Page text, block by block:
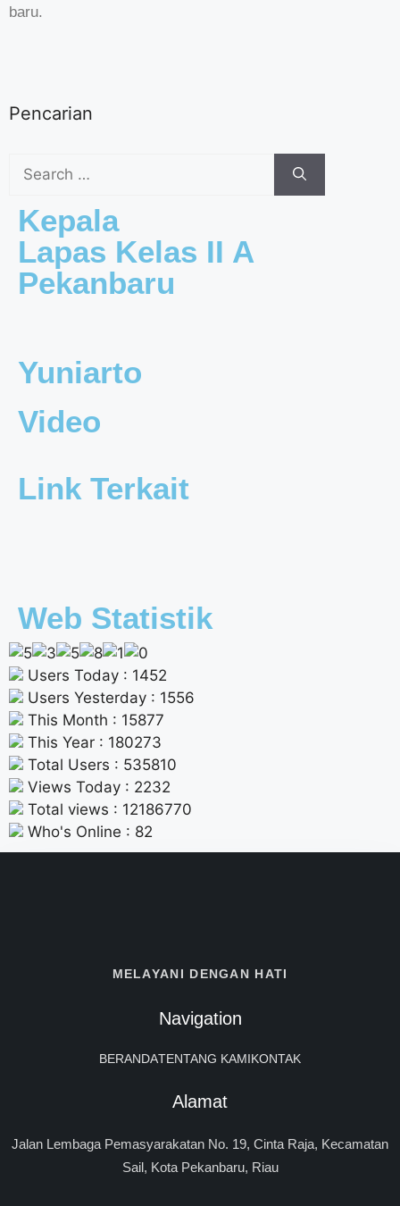
baru.
Pencarian
Kepala
Lapas Kelas II A
Pekanbaru
Yuniarto
Video
Link Terkait
Web Statistik
Users Today : 1452
Users Yesterday : 1556
This Month : 15877
This Year : 180273
Total Users : 535810
Views Today : 2232
Total views : 12186770
Who's Online : 82
MELAYANI DENGAN HATI
Navigation
BERANDATENTANG KAMIKONTAK
Alamat
Jalan Lembaga Pemasyarakatan No. 19, Cinta Raja, Kecamatan
Sail, Kota Pekanbaru, Riau